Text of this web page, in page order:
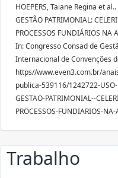
HOEPERS, Taiane Regina et
GESTÃO PATRIMONIAL:
PROCESSOS FUNDIÁRIOS NA
In: Congresso Consad de
Internacional de Convenções
https//www.even3.com.br/
publica-539116/1242722-USO-
GESTAO-PATRIMONIAL--
PROCESSOS-FUNDIARIOS-
Trabalho